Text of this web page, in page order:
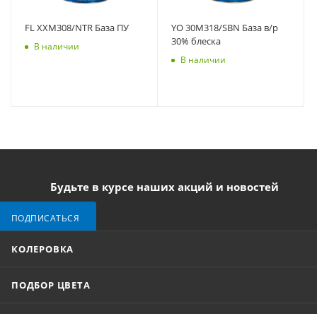
FL XXM308/NTR База ПУ
В наличии
YO 30M318/SBN База в/р
30% блеска
В наличии
Будьте в курсе наших акций и новостей
ПОДПИСАТЬСЯ
КОЛЕРОВКА
ПОДБОР ЦВЕТА